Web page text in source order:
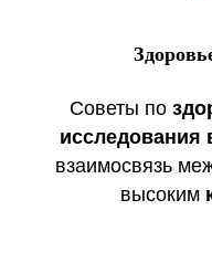
Советы по
исследования
взаимосвязь
высоким